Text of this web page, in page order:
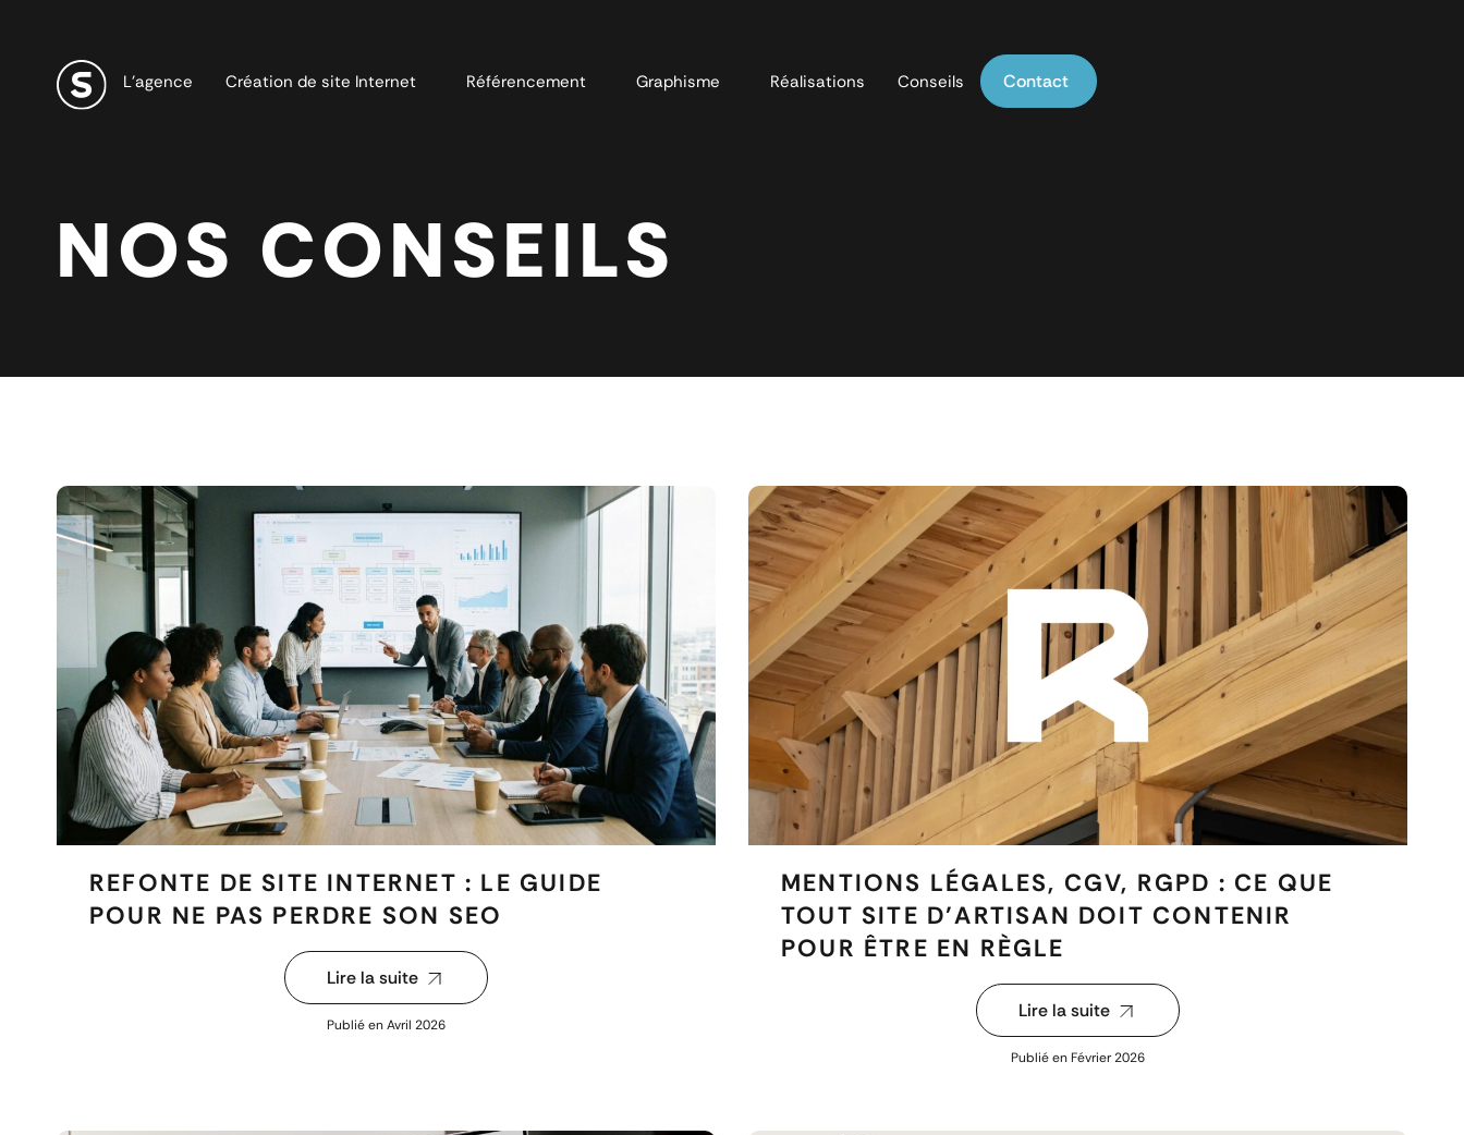
L’agence Création de site Internet Référencement Graphisme Réalisations Conseils Contact
NOS CONSEILS
REFONTE DE SITE INTERNET : LE GUIDE
POUR NE PAS PERDRE SON SEO
Lire la suite
Publié enAvril 2026
MENTIONS LÉGALES, CGV, RGPD : CE QUE
TOUT SITE D’ARTISAN DOIT CONTENIR
POUR ÊTRE EN RÈGLE
Lire la suite
Publié enFévrier 2026